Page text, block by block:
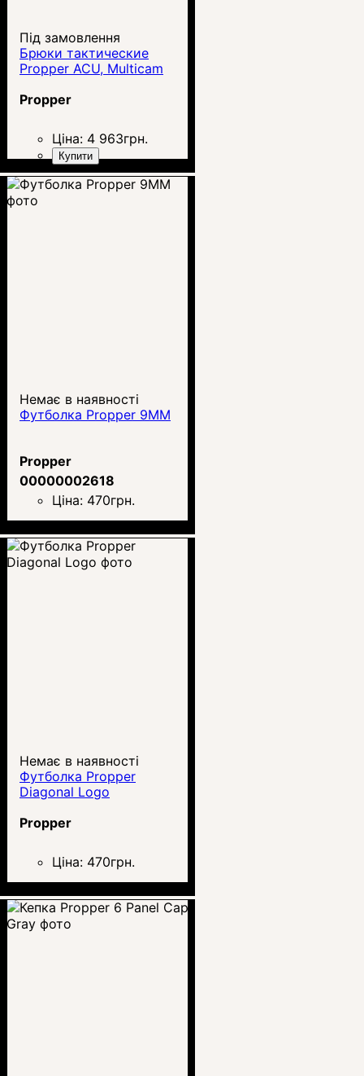
Під замовлення
Брюки тактические
Propper ACU, Multicam
Propper
Ціна: 4 963грн.
Купити
Немає в наявності
Футболка Propper 9MM
Propper
00000002618
Ціна: 470грн.
Немає в наявності
Футболка Propper
Diagonal Logo
Propper
Ціна: 470грн.